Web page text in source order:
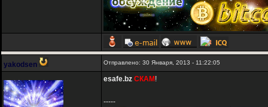
yakodsen Отправлено: 30 Января, 2013 - 11:22:05
esafe.bz СКАМ !
-----